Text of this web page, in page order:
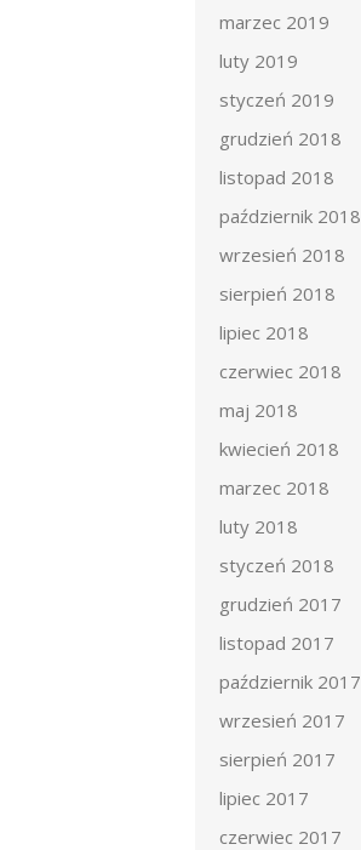
marzec 2019
luty 2019
styczeń 2019
grudzień 2018
listopad 2018
październik 2018
wrzesień 2018
sierpień 2018
lipiec 2018
czerwiec 2018
maj 2018
kwiecień 2018
marzec 2018
luty 2018
styczeń 2018
grudzień 2017
listopad 2017
październik 2017
wrzesień 2017
sierpień 2017
lipiec 2017
czerwiec 2017